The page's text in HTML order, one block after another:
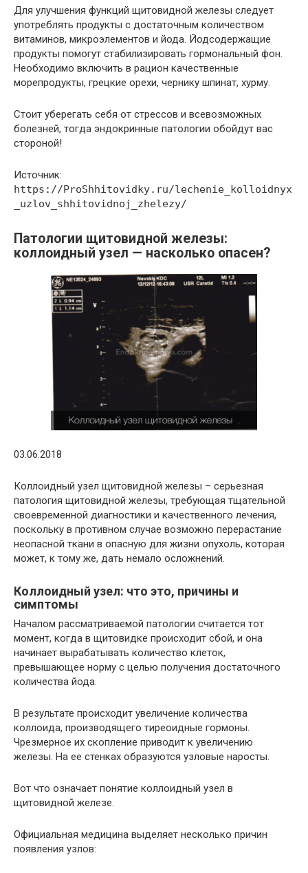
Для улучшения функций щитовидной железы следует
употреблять продукты с достаточным количеством
витаминов, микроэлементов и йода. Йодсодержащие
продукты помогут стабилизировать гормональный фон.
Необходимо включить в рацион качественные
морепродукты, грецкие орехи, чернику шпинат, хурму.
Стоит уберегать себя от стрессов и всевозможных
болезней, тогда эндокринные патологии обойдут вас
стороной!
Источник:
https://ProShhitovidky.ru/lechenie_kolloidnyx
_uzlov_shhitovidnoj_zhelezy/
Патологии щитовидной железы:
коллоидный узел — насколько опасен?
03.06.2018
Коллоидный узел щитовидной железы – серьезная
патология щитовидной железы, требующая тщательной
своевременной диагностики и качественного лечения,
поскольку в противном случае возможно перерастание
неопасной ткани в опасную для жизни опухоль, которая
может, к тому же, дать немало осложнений.
Коллоидный узел: что это, причины и
симптомы
Началом рассматриваемой патологии считается тот
момент, когда в щитовидке происходит сбой, и она
начинает вырабатывать количество клеток,
превышающее норму с целью получения достаточного
количества йода.
В результате происходит увеличение количества
коллоида, производящего тиреоидные гормоны.
Чрезмерное их скопление приводит к увеличению
железы. На ее стенках образуются узловые наросты.
Вот что означает понятие коллоидный узел в
щитовидной железе.
Официальная медицина выделяет несколько причин
появления узлов: